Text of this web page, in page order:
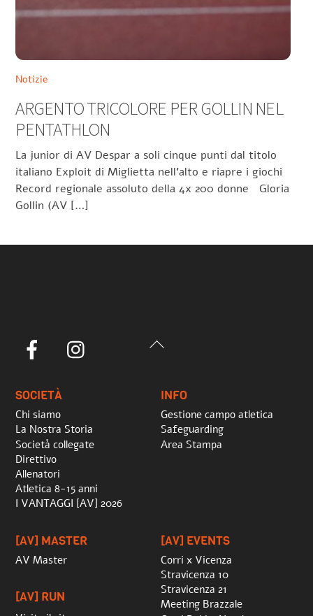
Notizie
ARGENTO TRICOLORE PER GOLLIN NEL
PENTATHLON
La junior di AV Despar a soli cinque punti dal titolo
italiano Exploit di Miglietta nell’alto e riapre i giochi
Record regionale assoluto della 4x 200 donne Gloria
Gollin (AV […]
Back
Facebook
SOCIETÀ
Chi siamo
La Nostra Storia
Società collegate
Direttivo
Allenatori
Atletica 8-15 anni
I VANTAGGI [AV] 2026
INFO
Gestione campo atletica
Safeguarding
Area Stampa
[AV] MASTER
AV Master
[AV] RUN
[AV] EVENTS
Corri x Vicenza
Stravicenza 10
Stravicenza 21
Meeting Brazzale